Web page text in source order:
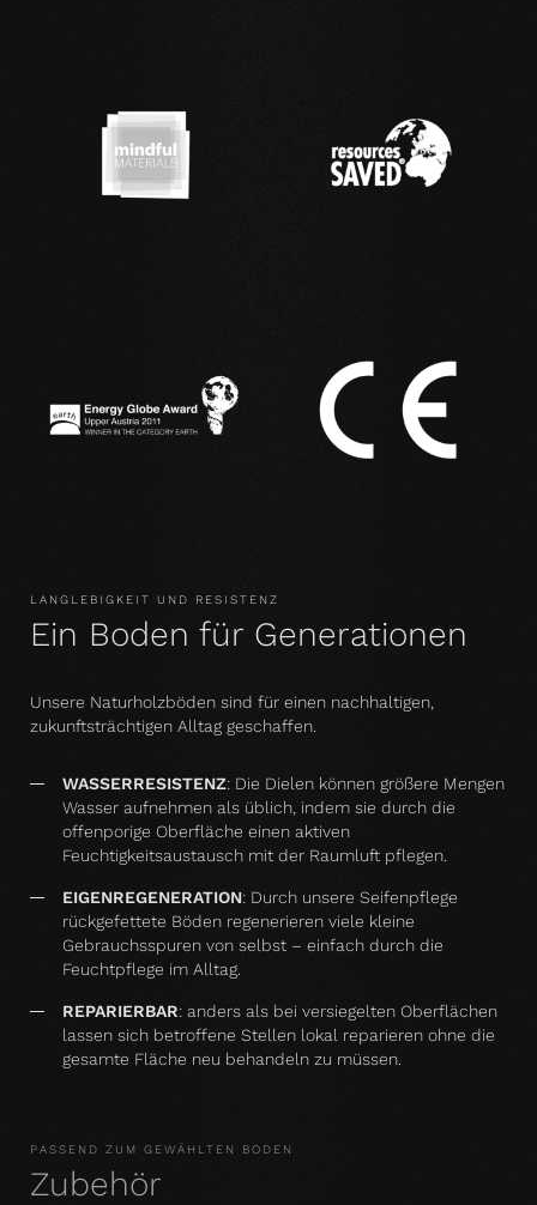
LANGLEBIGKEIT UND RESISTENZ
Ein Boden für Generationen
Unsere Naturholzböden sind für einen nachhaltigen,
zukunftsträchtigen Alltag geschaffen.
WASSERRESISTENZ: Die Dielen können größere Mengen
Wasser aufnehmen als üblich, indem sie durch die
offenporige Oberfläche einen aktiven
Feuchtigkeitsaustausch mit der Raumluft pflegen.
EIGENREGENERATION: Durch unsere Seifenpflege
rückgefettete Böden regenerieren viele kleine
Gebrauchsspuren von selbst – einfach durch die
Feuchtpflege im Alltag.
REPARIERBAR: anders als bei versiegelten Oberflächen
lassen sich betroffene Stellen lokal reparieren ohne die
gesamte Fläche neu behandeln zu müssen.
PASSEND ZUM GEWÄHLTEN BODEN
Zubehör